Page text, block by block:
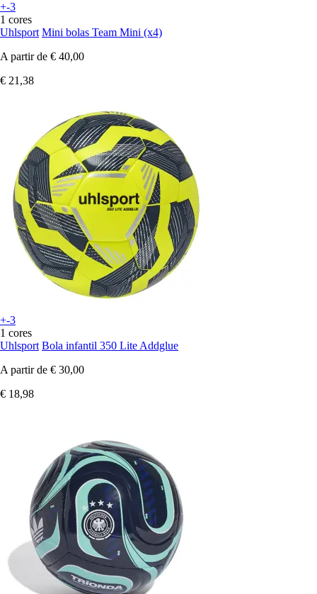
+-3
1 cores
Uhlsport Mini bolas Team Mini (x4)
A partir de € 40,00
€ 21,38
+-3
1 cores
Uhlsport Bola infantil 350 Lite Addglue
A partir de € 30,00
€ 18,98